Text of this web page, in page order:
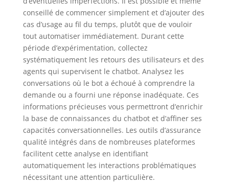
conseillé de commencer simplement et d’ajouter des
cas d’usage au fil du temps, plutôt que de vouloir
tout automatiser immédiatement. Durant cette
période d’expérimentation, collectez
systématiquement les retours des utilisateurs et des
agents qui supervisent le chatbot. Analysez les
conversations où le bot a échoué à comprendre la
demande ou a fourni une réponse inadéquate. Ces
informations précieuses vous permettront d’enrichir
la base de connaissances du chatbot et d’affiner ses
capacités conversationnelles. Les outils d’assurance
qualité intégrés dans de nombreuses plateformes
facilitent cette analyse en identifiant
automatiquement les interactions problématiques
nécessitant une attention particulière.